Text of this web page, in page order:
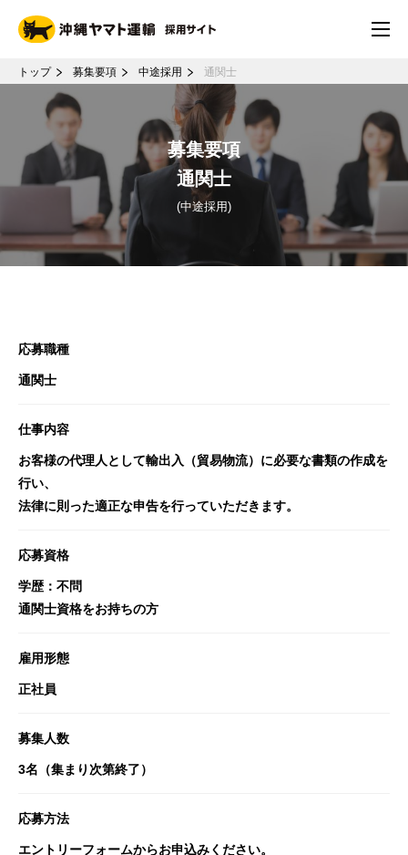
トップ 募集要項 中途採用 通関士
募集要項
通関士
(中途採用)
応募職種
通関士
仕事内容
お客様の代理人として輸出入（貿易物流）に必要な書類の作成を
行い、
法律に則った適正な申告を行っていただきます。
応募資格
学歴：不問
通関士資格をお持ちの方
雇用形態
正社員
募集人数
3名（集まり次第終了）
応募方法
エントリーフォームからお申込みください。